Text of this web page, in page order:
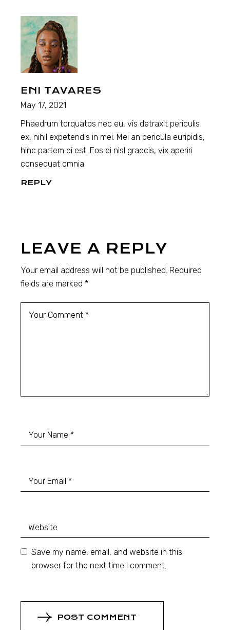
ENI TAVARES
May 17, 2021
Phaedrum torquatos nec eu, vis detraxit periculis
ex, nihil expetendis in mei. Mei an pericula euripidis,
hinc partem ei est. Eos ei nisl graecis, vix aperiri
consequat omnia
REPLY
LEAVE A REPLY
Your email address will not be published. Required
fields are marked *
Save my name, email, and website in this
browser for the next time I comment.
POST COMMENT